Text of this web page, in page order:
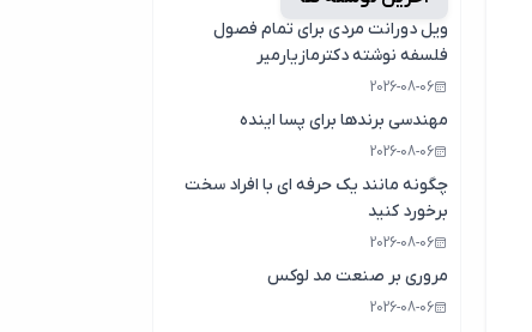
ویل دورانت مردی برای تمام فصول
فلسفه نوشته دکترمازیارمیر
2026-08-06
مهندسی برندها برای پسا اینده
2026-08-06
چگونه مانند یک حرفه ای با افراد سخت
برخورد کنید
2026-08-06
مروری بر صنعت مد لوکس
2026-08-06